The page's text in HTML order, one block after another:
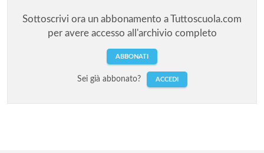
Sottoscrivi ora un abbonamento a Tuttoscuola.com
per avere accesso all'archivio completo
ABBONATI
Sei già abbonato? ACCEDI